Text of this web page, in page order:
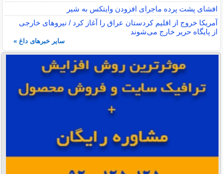
افشای پشت پرده ماجرای افزودن وایتکس به شیر
آمریکا خروج از اقلیم کردستان عراق را آغاز کرد / نیروهای خارجی
از پایگاه حریر خارج می‌شوند
سایر خبرهای داغ »